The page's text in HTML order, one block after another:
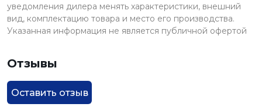
уведомления дилера менять характеристики, внешний
вид, комплектацию товара и место его производства.
Указанная информация не является публичной офертой
Отзывы
Оставить отзыв